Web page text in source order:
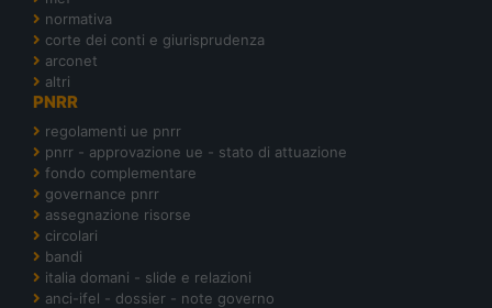
normativa
corte dei conti e giurisprudenza
arconet
altri
PNRR
regolamenti ue pnrr
pnrr - approvazione ue - stato di attuazione
fondo complementare
governance pnrr
assegnazione risorse
circolari
bandi
italia domani - slide e relazioni
anci-ifel - dossier - note governo